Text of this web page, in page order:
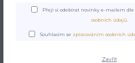
Designová
Přeji si odebírat novinky e-mailem dle
osobních údajů.
Souhlasím se zpracováním osobních
Zavřít